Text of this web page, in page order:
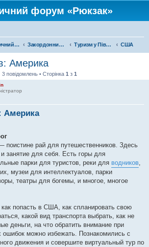
форум «Рюкзак»
Туристичний форум «Рюкзак» Закордонний туризм Туризм у Північній Америці США
Америка
3 повідомлень • Сторінка 1 з 1
Америка
рай для путешественников. Здесь
занятие для себя. Есть горы для
парки для туристов, реки для водников,
музеи для интеллектуалов, парки
театры для богемы, и многое, многое
попасть в США, как спланировать свою
какой вид транспорта выбрать, как не
деньги, на что обратить внимание при
ошибок можно избежать. Познакомились с
движения и совершите виртуальный тур по